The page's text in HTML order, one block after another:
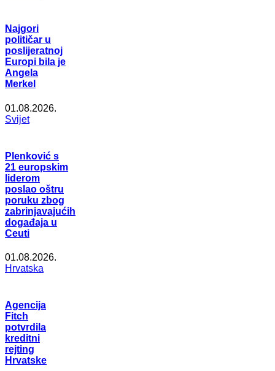
Najgori
političar u
poslijeratnoj
Europi bila je
Angela
Merkel
01.08.2026.
Svijet
Plenković s
21 europskim
liderom
poslao oštru
poruku zbog
zabrinjavajućih
događaja u
Ceuti
01.08.2026.
Hrvatska
Agencija
Fitch
potvrdila
kreditni
rejting
Hrvatske